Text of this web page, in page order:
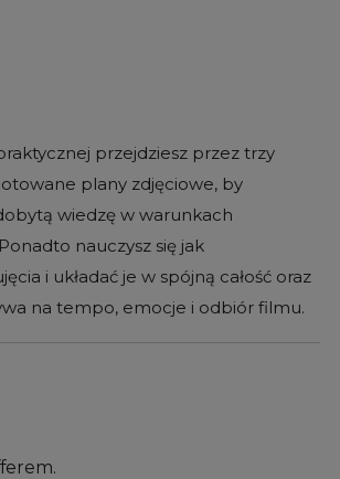
przejdziesz przez trzy
plany zdjęciowe, by
wiedzę w warunkach
nauczysz się jak
i układać je w spójną całość oraz
na tempo, emocje i odbiór filmu.